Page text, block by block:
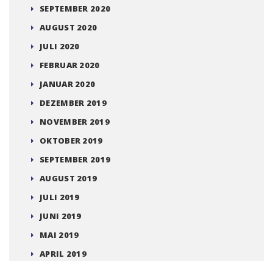
SEPTEMBER 2020
AUGUST 2020
JULI 2020
FEBRUAR 2020
JANUAR 2020
DEZEMBER 2019
NOVEMBER 2019
OKTOBER 2019
SEPTEMBER 2019
AUGUST 2019
JULI 2019
JUNI 2019
MAI 2019
APRIL 2019